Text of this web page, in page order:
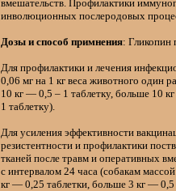
вмешательств. Профилактики
инволюционных послеродовых
Дозы и способпримнения:Гликопин
Для профилактики и лечения
0,06 мг на 1 кг веса животного один
10 кг — 0,5 – 1 таблетку, больше 10 кг
1 таблетку).
Для усиления эффективности
резистентности и профилактики
тканей после травм и оперативных
с интервалом 24 часа (собакам
кг — 0,25 таблетки, больше3 кг — 0,5